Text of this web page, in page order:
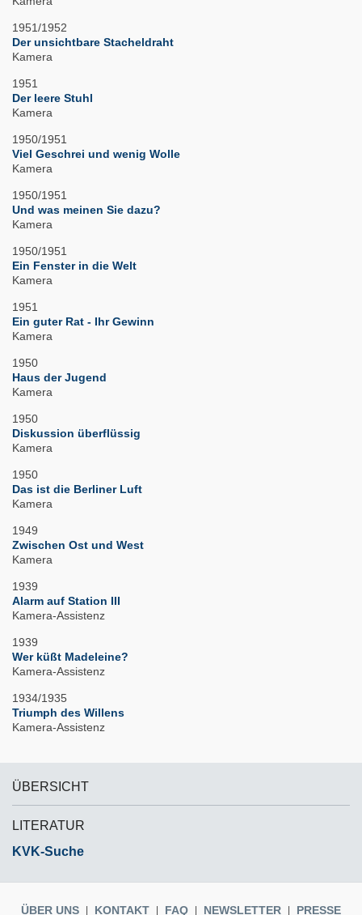
1951/1952
Der unsichtbare Stacheldraht
Kamera
1951
Der leere Stuhl
Kamera
1950/1951
Viel Geschrei und wenig Wolle
Kamera
1950/1951
Und was meinen Sie dazu?
Kamera
1950/1951
Ein Fenster in die Welt
Kamera
1951
Ein guter Rat - Ihr Gewinn
Kamera
1950
Haus der Jugend
Kamera
1950
Diskussion überflüssig
Kamera
1950
Das ist die Berliner Luft
Kamera
1949
Zwischen Ost und West
Kamera
1939
Alarm auf Station III
Kamera-Assistenz
1939
Wer küßt Madeleine?
Kamera-Assistenz
1934/1935
Triumph des Willens
Kamera-Assistenz
ÜBERSICHT
LITERATUR
KVK-Suche
ÜBER UNS KONTAKT FAQ NEWSLETTER PRESSE